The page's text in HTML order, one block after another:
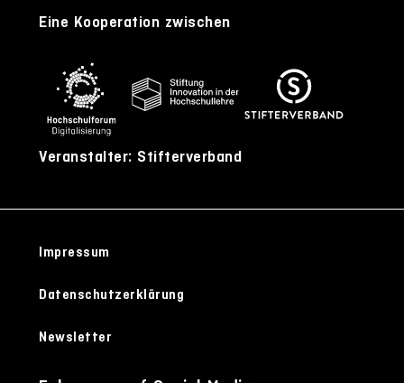
Eine Kooperation zwischen
Veranstalter: Stifterverband
Impressum
Datenschutzerklärung
Newsletter